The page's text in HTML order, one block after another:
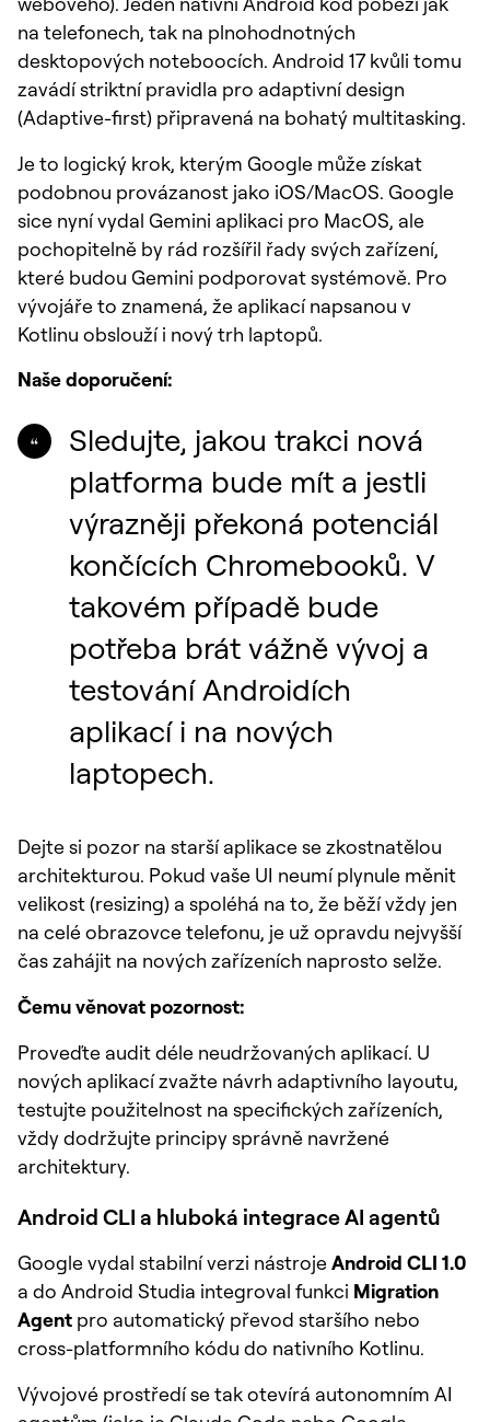
na telefonech, tak na plnohodnotných
desktopových noteboocích. Android 17 kvůli tomu
zavádí striktní pravidla pro adaptivní design
(Adaptive-first) připravená na bohatý multitasking.
Je to logický krok, kterým Google může získat
podobnou provázanost jako iOS/MacOS. Google
sice nyní vydal Gemini aplikaci pro MacOS, ale
pochopitelně by rád rozšířil řady svých zařízení,
které budou Gemini podporovat systémově. Pro
vývojáře to znamená, že aplikací napsanou v
Kotlinu obslouží i nový trh laptopů.
Naše doporučení:
Sledujte, jakou trakci nová
platforma bude mít a jestli
výrazněji překoná potenciál
končících Chromebooků. V
takovém případě bude
potřeba brát vážně vývoj a
testování Androidích
aplikací i na nových
laptopech.
Dejte si pozor na starší aplikace se zkostnatělou
architekturou. Pokud vaše UI neumí plynule měnit
velikost (resizing) a spoléhá na to, že běží vždy jen
na celé obrazovce telefonu, je už opravdu nejvyšší
čas zahájit na nových zařízeních naprosto selže.
Čemu věnovat pozornost:
Proveďte audit déle neudržovaných aplikací. U
nových aplikací zvažte návrh adaptivního layoutu,
testujte použitelnost na specifických zařízeních,
vždy dodržujte principy správně navržené
architektury.
Android CLI a hluboká integrace AI agentů
Google vydal stabilní verzi nástrojeAndroid CLI 1.0
a do Android Studia integroval funkci Migration
Agentpro automatický převod staršího nebo
cross-platformního kódu do nativního Kotlinu.
Vývojové prostředí se tak otevírá autonomním AI